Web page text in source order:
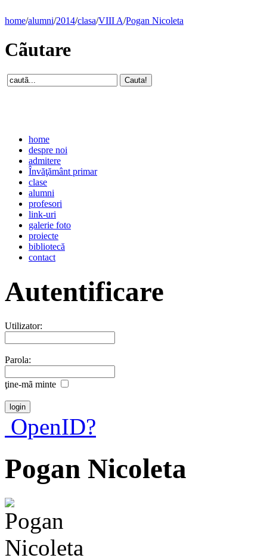
home/alumni/2014/clasa/VIII A/Pogan Nicoleta
Cãutare
home
despre noi
admitere
Învăţământ primar
clase
alumni
profesori
link-uri
galerie foto
proiecte
bibliotecă
contact
Autentificare
Utilizator:
Parola:
ţine-mã minte
OpenID?
Pogan Nicoleta